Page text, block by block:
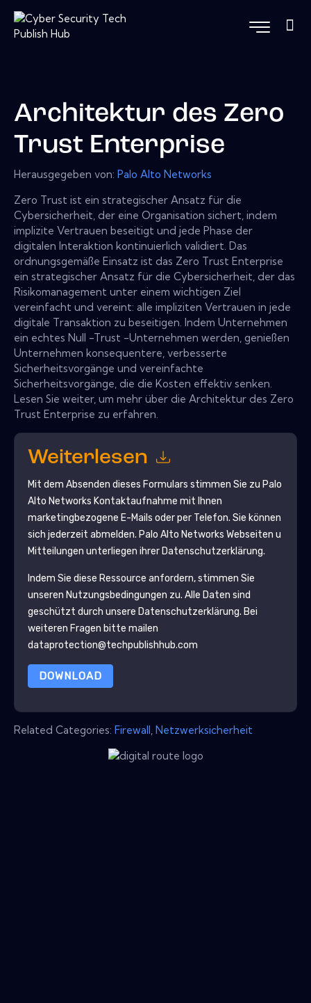
Architektur des Zero
Trust Enterprise
Herausgegeben von: Palo Alto Networks
Zero Trust ist ein strategischer Ansatz für die
Cybersicherheit, der eine Organisation sichert, indem
implizite Vertrauen beseitigt und jede Phase der
digitalen Interaktion kontinuierlich validiert. Das
ordnungsgemäße Einsatz ist das Zero Trust Enterprise
ein strategischer Ansatz für die Cybersicherheit, der das
Risikomanagement unter einem wichtigen Ziel
vereinfacht und vereint: alle impliziten Vertrauen in jede
digitale Transaktion zu beseitigen. Indem Unternehmen
ein echtes Null -Trust -Unternehmen werden, genießen
Unternehmen konsequentere, verbesserte
Sicherheitsvorgänge und vereinfachte
Sicherheitsvorgänge, die die Kosten effektiv senken.
Lesen Sie weiter, um mehr über die Architektur des Zero
Trust Enterprise zu erfahren.
Weiterlesen
Mit dem Absenden dieses Formulars stimmen Sie zu Palo
Alto Networks Kontaktaufnahme mit Ihnen
marketingbezogene E-Mails oder per Telefon. Sie können
sich jederzeit abmelden. Palo Alto Networks Webseiten u
Mitteilungen unterliegen ihrer Datenschutzerklärung.
Indem Sie diese Ressource anfordern, stimmen Sie
unseren Nutzungsbedingungen zu. Alle Daten sind
geschützt durch unsere Datenschutzerklärung. Bei
weiteren Fragen bitte mailen
dataprotection@techpublishhub.com
DOWNLOAD
Related Categories: Firewall Netzwerksicherheit